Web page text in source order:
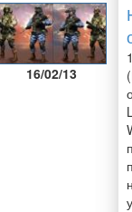
16/02/13